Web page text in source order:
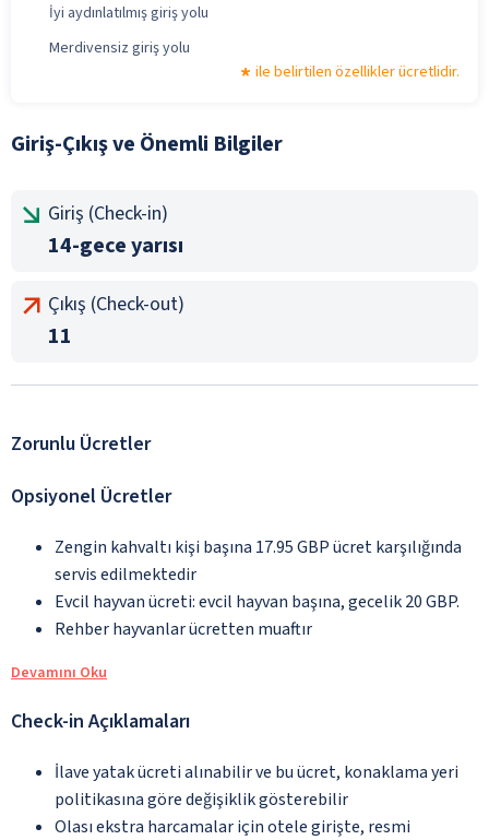
İyi aydınlatılmış giriş yolu
Merdivensiz giriş yolu
ile belirtilen özellikler ücretlidir.
Giriş-Çıkış ve Önemli Bilgiler
Giriş (Check-in)
14-gece yarısı
Çıkış (Check-out)
11
Zorunlu Ücretler
Opsiyonel Ücretler
Zengin kahvaltı kişi başına 17.95 GBP ücret karşılığında
servis edilmektedir
Evcil hayvan ücreti: evcil hayvan başına, gecelik 20 GBP.
Rehber hayvanlar ücretten muaftır
Devamını Oku
Check-in Açıklamaları
İlave yatak ücreti alınabilir ve bu ücret, konaklama yeri
politikasına göre değişiklik gösterebilir
Olası ekstra harcamalar için otele girişte, resmi